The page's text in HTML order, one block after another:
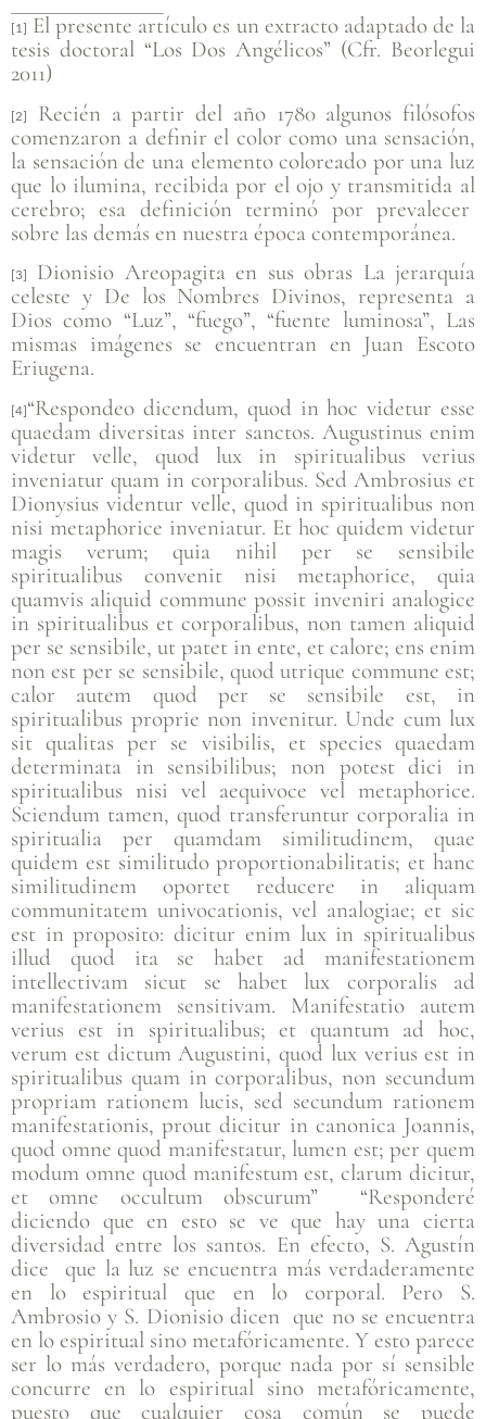
[1]
El presente artículo es un extracto adaptado de la
tesis doctoral “Los Dos Angélicos” (Cfr. Beorlegui
2011)
[2]
Recién a partir del año 1780 algunos filósofos
comenzaron a definir el color como una sensación,
la sensación de una elemento coloreado por una luz
que lo ilumina, recibida por el ojo y transmitida al
cerebro; esa definición terminó por prevalecer
sobre las demás en nuestra época contemporánea.
[3]
Dionisio Areopagita en sus obras La jerarquía
celeste y De los Nombres Divinos, representa a
Dios como “Luz”, “fuego”, “fuente luminosa”, Las
mismas imágenes se encuentran en Juan Escoto
Eriugena.
[4] “Respondeo dicendum, quod in hoc videtur esse
quaedam diversitas inter sanctos. Augustinus enim
videtur velle, quod lux in spiritualibus verius
inveniatur quam in corporalibus. Sed Ambrosius et
Dionysius videntur velle, quod in spiritualibus non
nisi metaphorice inveniatur. Et hoc quidem videtur
magis verum; quia nihil per se sensibile
spiritualibus convenit nisi metaphorice, quia
quamvis aliquid commune possit inveniri analogice
in spiritualibus et corporalibus, non tamen aliquid
per se sensibile, ut patet in ente, et calore; ens enim
non est per se sensibile, quod utrique commune est;
calor autem quod per se sensibile est, in
spiritualibus proprie non invenitur. Unde cum lux
sit qualitas per se visibilis, et species quaedam
determinata in sensibilibus; non potest dici in
spiritualibus nisi vel aequivoce vel metaphorice.
Sciendum tamen, quod transferuntur corporalia in
spiritualia per quamdam similitudinem, quae
quidem est similitudo proportionabilitatis; et hanc
similitudinem oportet reducere in aliquam
communitatem univocationis, vel analogiae; et sic
est in proposito: dicitur enim lux in spiritualibus
illud quod ita se habet ad manifestationem
intellectivam sicut se habet lux corporalis ad
manifestationem sensitivam. Manifestatio autem
verius est in spiritualibus; et quantum ad hoc,
verum est dictum Augustini, quod lux verius est in
spiritualibus quam in corporalibus, non secundum
propriam rationem lucis, sed secundum rationem
manifestationis, prout dicitur in canonica Joannis,
quod omne quod manifestatur, lumen est; per quem
modum omne quod manifestum est, clarum dicitur,
et omne occultum obscurum” “Responderé
diciendo que en esto se ve que hay una cierta
diversidad entre los santos. En efecto, S. Agustín
dice que la luz se encuentra más verdaderamente
en lo espiritual que en lo corporal. Pero S.
Ambrosio y S. Dionisio dicen que no se encuentra
en lo espiritual sino metafóricamente. Y esto parece
ser lo más verdadero, porque nada por sí sensible
concurre en lo espiritual sino metafóricamente,
puesto que cualquier cosa común se puede